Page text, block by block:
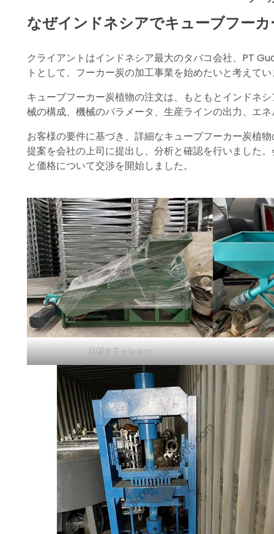
なぜインドネシアでキューブフー
クライアントはインドネシア最大のタバコ会社、PT
トとして、フーカー炭の加工事業を始めたいと考えて
キューブフーカー炭植物の注文は、もともとインドネ
械の構成、機械のパラメータ、生産ラインの出力、エ
お客様の要件に基づき、詳細なキューブフーカー炭植
提案を会社の上司に提出し、分析と確認を行いました
と価格について交渉を開始しました。
木材クラッシャー